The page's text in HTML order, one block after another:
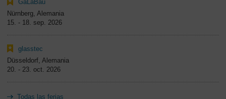
GaLaBau
Nürnberg, Alemania
15. - 18. sep. 2026
glasstec
Düsseldorf, Alemania
20. - 23. oct. 2026
Todas las ferias